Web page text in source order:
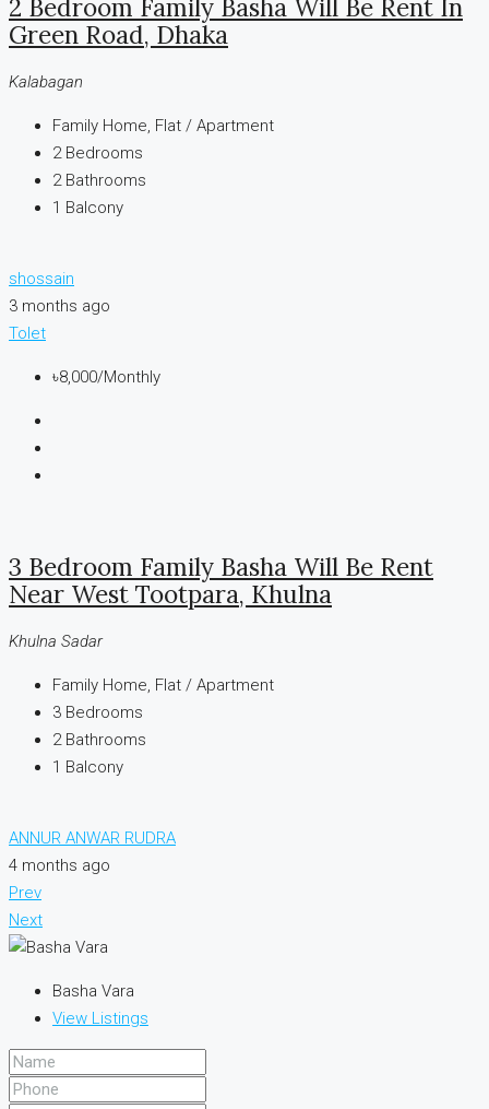
2 Bedroom Family Basha Will Be Rent In
Green Road, Dhaka
Kalabagan
Family Home, Flat / Apartment
2 Bedrooms
2 Bathrooms
1 Balcony
shossain
3 months ago
Tolet
৳8,000/Monthly
3 Bedroom Family Basha Will Be Rent
Near West Tootpara, Khulna
Khulna Sadar
Family Home, Flat / Apartment
3 Bedrooms
2 Bathrooms
1 Balcony
ANNUR ANWAR RUDRA
4 months ago
Prev
Next
Basha Vara
View Listings